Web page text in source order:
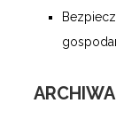
ARCHIWA